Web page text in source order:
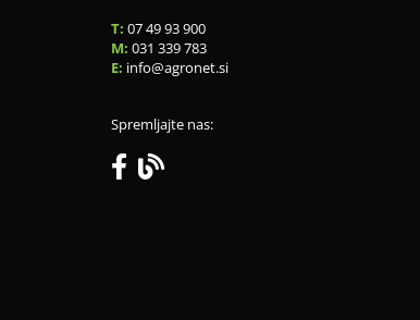
T: 07 49 93 900
M: 031 339 783
E: info agronet.si
Spremljajte nas: